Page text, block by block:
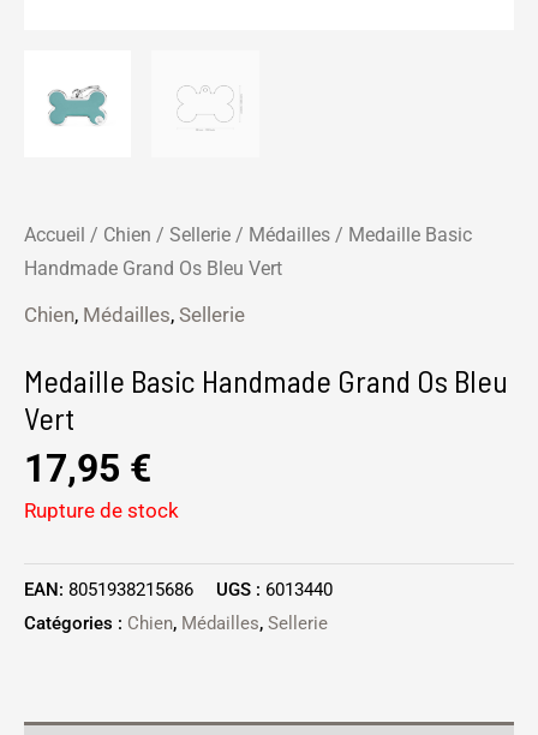
Accueil / Chien / Sellerie / Médailles / Medaille Basic
Handmade Grand Os Bleu Vert
Chien, Médailles, Sellerie
Medaille Basic Handmade Grand Os Bleu
Vert
17,95 €
Rupture de stock
EAN: 8051938215686 UGS : 6013440
Catégories : Chien, Médailles, Sellerie